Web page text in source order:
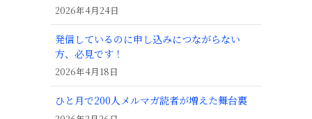
2026年4月24日
発信しているのに申し込みにつながらない
方、必見です！
2026年4月18日
ひと月で200人メルマガ読者が増えた舞台裏